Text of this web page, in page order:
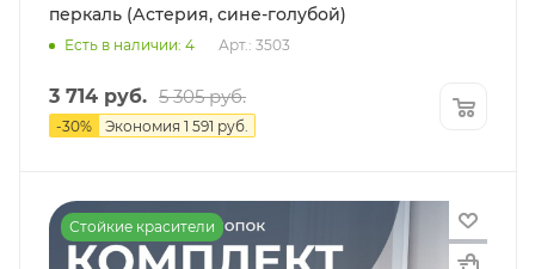
перкаль (Астерия, сине-голубой)
Есть в наличии: 4 Арт.: 3503
3 714 руб. 5 305руб.
-30% Экономия 1 591 руб.
Стойкие красители